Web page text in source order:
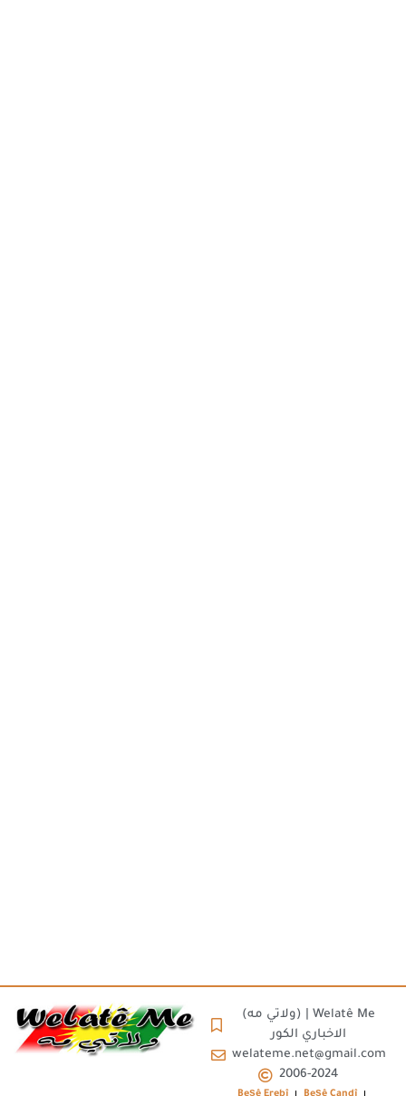
(ولاتي مه) | Welatê Me
الاخباري الكور
welateme.net@gmail.com
2006-2024
Beşê Erebî Beşê Çandî